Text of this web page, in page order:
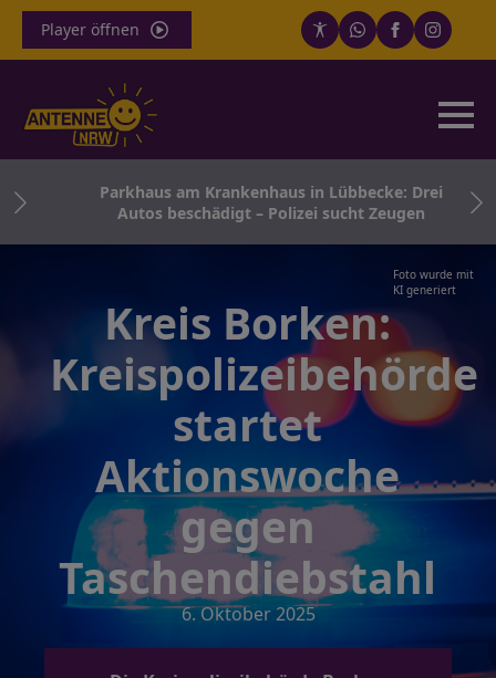
Player öffnen
Parkhaus am Krankenhaus in Lübbecke: Drei
Autos beschädigt – Polizei sucht Zeugen
Foto wurde mit
KI generiert
Kreis Borken:
Kreispolizeibehörde
startet
Aktionswoche
gegen
Taschendiebstahl
6. Oktober 2025